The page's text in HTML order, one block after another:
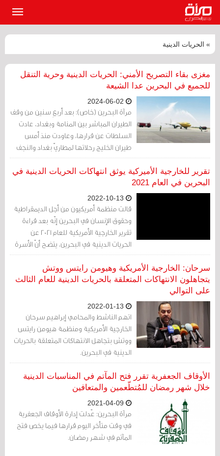
» الحريات الدينية
مغزى بقاء التصريح الأمني: الحريات الدينية وحرية التنقل
للجميع في البحرين عدا الشيعة
مرآة البحرين (خاص): بعد أربعِ سنين من وقف
الطيران المباشر بين المنامة وبغداد، عادت
السلطات عن قرارها، وعاودت منذ أمس
طيران الخليج رحلاتها لمطاريّ بغداد والنجف
الأشرف، لكن البحرينيين اكتشفوا بعد فتح
الخط الجوّي بين البلدين أن حكومتهم ما تزال
العراق.
تقرير للخارجية الأميركية يوثق انتهاكات الحريات الدينية في
البحرين في العام 2021
قالت منظمة أمريكيون من أجل الديمقراطية
وحقوق الإنسان في البحرين إنّه بعد قراءة
تقرير الخارجية الأمريكية للعام 2021 عن
الحريات الدينية في البحرين، يتضح أنّ الأسرة
الحاكمة تستخدم التمييز الديني كأداة
للحفاظ على سلطتها وتمارس التّبييض في
التعايش بين الأديان للتعتيم على انتهاكاتها
سرحان: الخارجية الأمريكية وهيومن رايتس ووتش
يتجاهلون الانتهاكات المتعلقة بالحريات الدينية للعام الثالث
على التوالي
اتهم الناشط والمحامي إبراهيم سرحان
الخارجية الأمريكية ومنظمة هيومن رايتس
ووتش بتجاهل الانتهاكات المتعلقة بالحريات
الدينية في البحرين.
الأوقاف الجعفرية تقرر فتح المآتم في المناسبات الدينية
خلال شهر رمضان للمُتطّعمين والمتعافين
مرآة البحرين: عّدلت إدارة الأوقاف الجعفرية
في وقت متأخر اليوم قرارها فيما يخص فتح
المآتم في شهر رمضان.